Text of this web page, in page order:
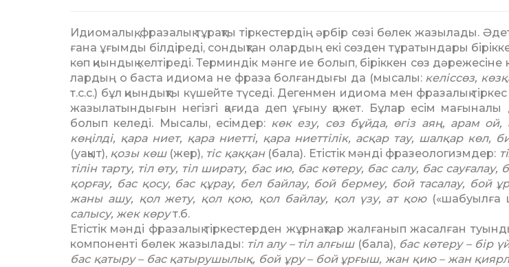
Идиомалық, фразалық тұрақты тіркестердің әрбір сөзі бөлек жазы­лады.
ғана ұғымды білдіреді, сондықтан олардың екі сөзден тұратындары
көп қиындық келтіреді. Терминдік мәнге ие болып, біріккен сөз дәре­же­сіне
лар­дың о баста идиома не фраза болғандығы да (мысалы: келіссөз,
т.с.с.) бұл қиындықты күшейте түседі. Дегенмен идиома мен фразалық
жазылатындығын негізгі қағида деп ұғыну қажет. Бұлар есім мағы­на­лы
болып келеді. Мысалы, есімдер: көк езу, сөз бұйда, өгіз аяң, арам
көңілді, қара ниет, қара ниетті, қара ниеттілік, асқар тау, шалқар көл,
(уақыт), қозы көш(жер), тіс қаққан(бала). Етістік мәнді фразеологизмдер:
тілін тарту, тіл өту, тіл ширату, бас ию, бас көтеру, бас салу, бас сауғалау,
қорғау, бас қосу, бас құрау, бел байлау, бой бермеу, бой тасалау, бой
жаны ашу, қол жету, қол қою, қол байлау, қол үзу, ат қою(«ша­буыл­ға
салысу, жек көрут.б.
Етістік мәнді фразалық тіркес­тер­ден жұрнақтар жалғанып жасал­ған
компоненті бөлек жазылады: тіл алу – тіл алғыш(бала), бас көтеру – бір
бас қатыру – бас қатырушылық, бой ұру – бой ұрғыш, жан қию – жан